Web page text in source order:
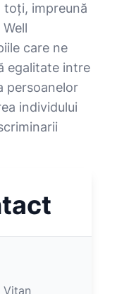
toți, impreună
care ne
egalitate intre
persoanelor
individului
Vitan